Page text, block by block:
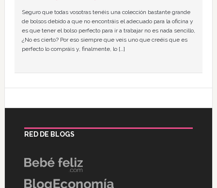
Seguro que todas vosotras tenéis una colección bastante grande
de bolsos debido a que no encontráis el adecuado para la oficina y
es que tener el bolso perfecto para ir a trabajar no es nada sencillo,
¿No es cierto? Por eso siempre que veis uno que creéis que es
perfecto lo compráis y, finalmente, lo […]
RED DE BLOGS